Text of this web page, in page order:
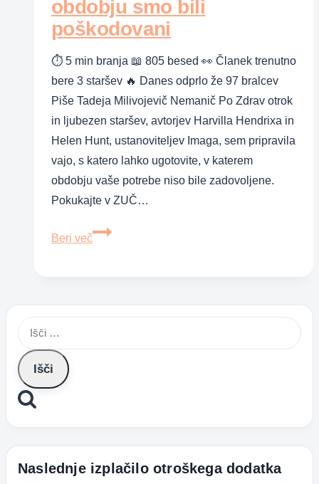
obdobju smo bili
poškodovani
⏱ 5 min branja 📖 805 besed 👀 Članek trenutno
bere 3 staršev 🔥 Danes odprlo že 97 bralcev
Piše Tadeja Milivojevič Nemanič Po Zdrav otrok
in ljubezen staršev, avtorjev Harvilla Hendrixa in
Helen Hunt, ustanoviteljev Imaga, sem pripravila
vajo, s katero lahko ugotovite, v katerem
obdobju vaše potrebe niso bile zadovoljene.
Pokukajte v ZUČ…
Beri več
V
poškodovani
Išči:
Naslednje izplačilo otroškega dodatka